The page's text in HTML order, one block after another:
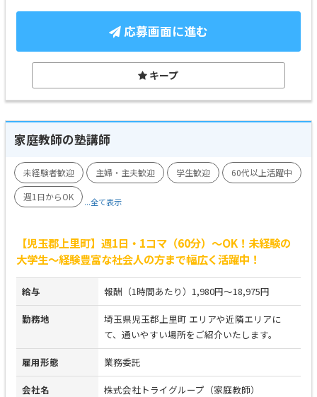
応募画面に進む
キープ
家庭教師の塾講師
未経験者歓迎 主婦・主夫歓迎 学生歓迎
60代以上活躍中
週1日からOK
...全て表示
【児玉郡上里町】週1日・1コマ（60分）～OK！未経験の
大学生～経験豊富な社会人の方まで幅広く活躍中！
給与 報酬（1時間あたり）1,980円～18,975円
勤務地
埼玉県児玉郡上里町 エリアや近隣エリアに
て、通いやすい場所をご紹介いたします。
雇用形態 業務委託
会社名 株式会社トライグループ（家庭教師）